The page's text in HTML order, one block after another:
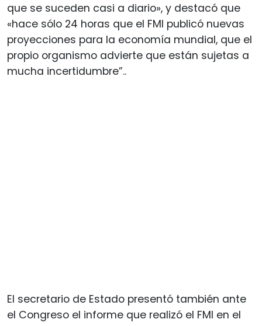
que se suceden casi a diario», y destacó que
«hace sólo 24 horas que el FMI publicó nuevas
proyecciones para la economía mundial, que el
propio organismo advierte que están sujetas a
mucha incertidumbre”..
El secretario de Estado presentó también ante
el Congreso el informe que realizó el FMI en el